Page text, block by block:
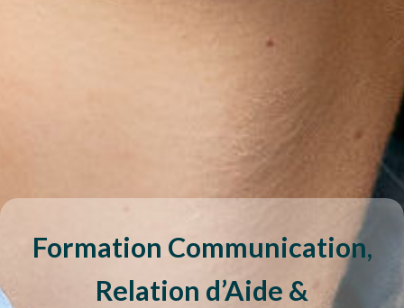
Formation Communication,
Relation d’Aide &